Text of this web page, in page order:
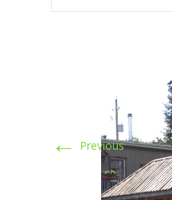
← Previous